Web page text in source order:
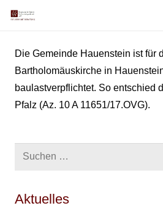
Die Gemeinde Hauenstein ist für
Bartholomäuskirche in
baulastverpflichtet. So entschied
Pfalz (Az. 10 A 11651/17.OVG).
Suchen
Aktuelles